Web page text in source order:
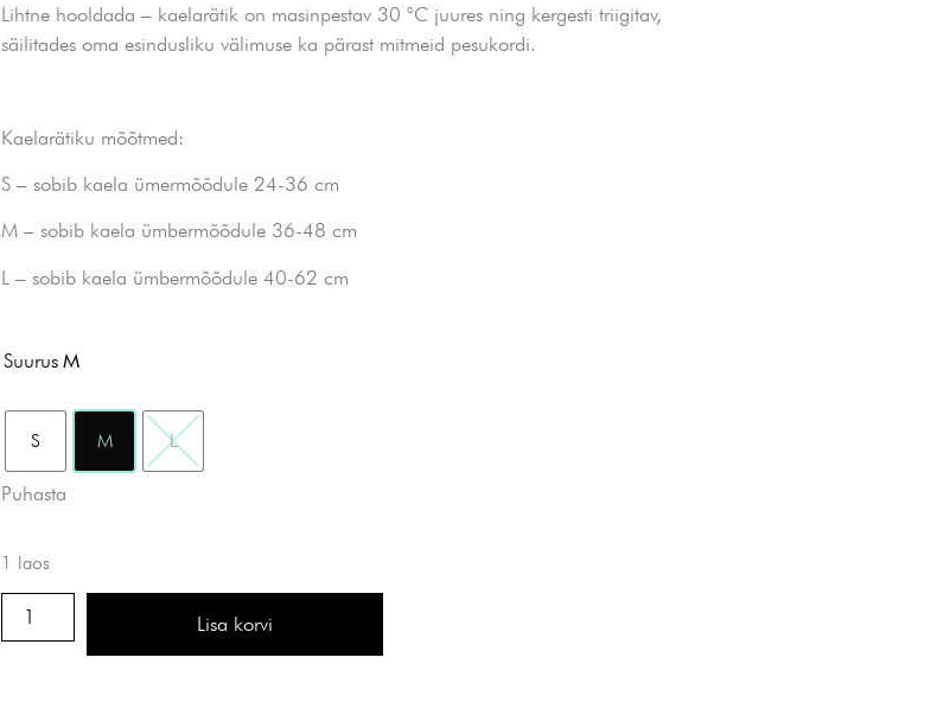
Lihtne hooldada – kaelarätik on masinpestav 30 °C juures ning kergesti triigitav,
säilitades oma esindusliku välimuse ka pärast mitmeid pesukordi.
Kaelarätiku mõõtmed:
S – sobib kaela ümermõõdule 24-36 cm
M – sobib kaela ümbermõõdule 36-48 cm
L – sobib kaela ümbermõõdule 40-62 cm
Suurus M
S M L
Puhasta
1 laos
Lisa korvi